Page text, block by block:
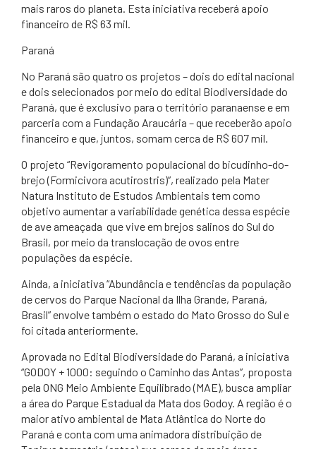
mais raros do planeta. Esta iniciativa receberá apoio
financeiro de R$ 63 mil.
Paraná
No Paraná são quatro os projetos – dois do edital nacional
e dois selecionados por meio do edital Biodiversidade do
Paraná, que é exclusivo para o território paranaense e em
parceria com a Fundação Araucária – que receberão apoio
financeiro e que, juntos, somam cerca de R$ 607 mil.
O projeto “Revigoramento populacional do bicudinho-do-
brejo (Formicivora acutirostris)”, realizado pela Mater
Natura Instituto de Estudos Ambientais tem como
objetivo aumentar a variabilidade genética dessa espécie
de ave ameaçada que vive em brejos salinos do Sul do
Brasil, por meio da translocação de ovos entre
populações da espécie.
Ainda, a iniciativa “Abundância e tendências da população
de cervos do Parque Nacional da Ilha Grande, Paraná,
Brasil” envolve também o estado do Mato Grosso do Sul e
foi citada anteriormente.
Aprovada no Edital Biodiversidade do Paraná, a iniciativa
“GODOY + 1000: seguindo o Caminho das Antas”, proposta
pela ONG Meio Ambiente Equilibrado (MAE), busca ampliar
a área do Parque Estadual da Mata dos Godoy. A região é o
maior ativo ambiental de Mata Atlântica do Norte do
Paraná e conta com uma animadora distribuição de